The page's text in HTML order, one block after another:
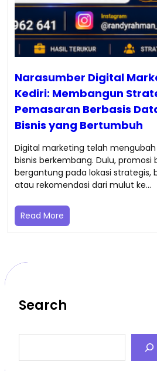
Narasumber Digital
Kediri: Membangun
Pemasaran Berbasis
Bisnis yang Bertumbuh
Digital marketing telah
bisnis berkembang. Dulu, promosi
bergantung pada lokasi strategis,
atau rekomendasi dari mulut ke…
Read More
Search
a